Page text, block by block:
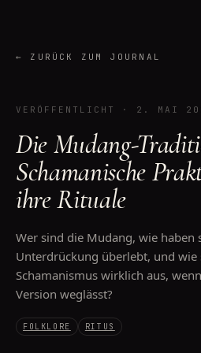
← ZURÜCK ZUM JOURNAL
VERÖFFENTLICHT · 2. MAI
Die Mudang-
Schamanische
ihre Rituale
Wer sind die Mudang, wie haben
Unterdrückung überlebt, und wie
Schamanismus wirklich aus,
Version weglässt?
FOLKLORE RITUS